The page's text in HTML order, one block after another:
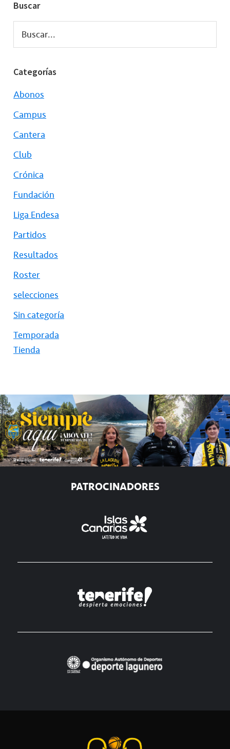
Buscar
Buscar...
Categorías
Abonos
Campus
Cantera
Club
Crónica
Fundación
Liga Endesa
Partidos
Resultados
Roster
selecciones
Sin categoría
Temporada
Tienda
PATROCINADORES